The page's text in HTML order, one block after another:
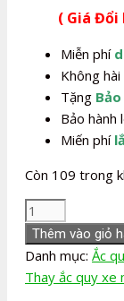
là:
( Giá Đổi
Miễn phí
Không
Tặng
Bảo hành
Miến phí
Còn 109 trong
Thay
Ắc
quy
xe
Thêm vào giỏ
Danh mục: Ắc
Thay ắc quy xe